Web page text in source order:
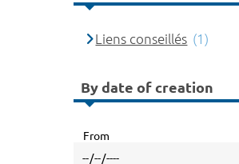
Liens conseillés (1)
By date of creation
From